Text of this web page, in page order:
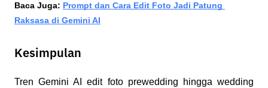
Baca Juga: Prompt dan Cara Edit Foto Jadi Patung
Raksasa di Gemini AI
Kesimpulan
Tren Gemini AI edit foto prewedding hingga wedding